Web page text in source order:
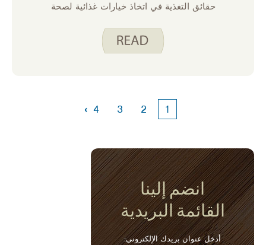
حقائق التغذية في اتخاذ خيارات غذائية لصحة
جميع المعلومات التي تتضمنها. تحقق من الفيديو
الخاص بنا على قراءة ملصق الطعام.
1
2
3
4
›
انضم إلينا
القائمة البريدية
أدخل عنوان بريدك الإلكتروني: